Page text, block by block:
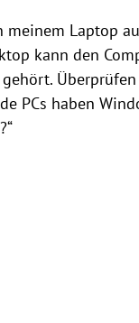
meinem Laptop
kann den
PCs haben